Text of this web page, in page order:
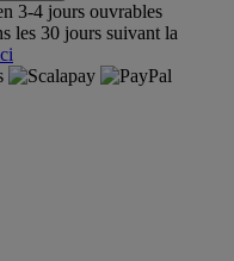
3-4 jours ouvrables
les 30 jours suivant la